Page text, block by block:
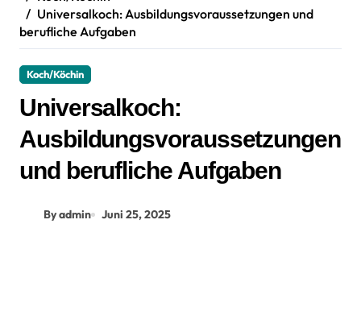
Universalkoch: Ausbildungsvoraussetzungen und
berufliche Aufgaben
Koch/Köchin
Universalkoch:
Ausbildungsvoraussetzungen
und berufliche Aufgaben
By admin Juni 25, 2025